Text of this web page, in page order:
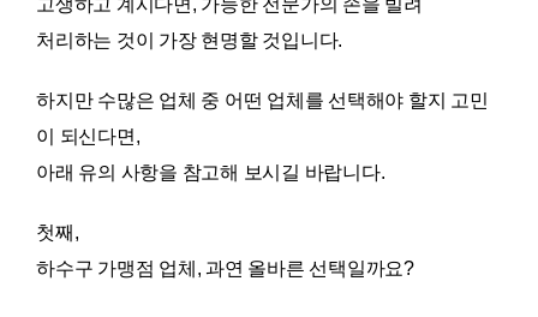
고생하고 계시다면, 가능한 전문가의 손을 빌려
처리하는 것이 가장 현명할 것입니다.
하지만 수많은 업체 중 어떤 업체를 선택해야 할지 고민
이 되신다면,
아래 유의 사항을 참고해 보시길 바랍니다.
첫째,
하수구 가맹점 업체, 과연 올바른 선택일까요?